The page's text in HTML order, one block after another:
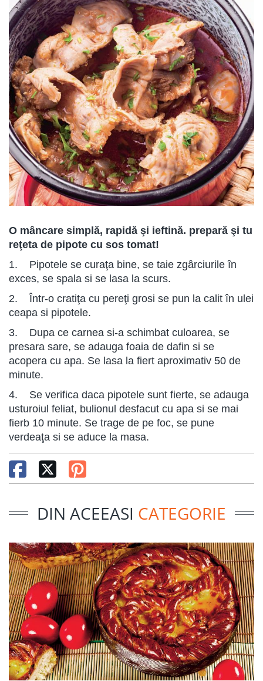
O mâncare simplă, rapidă şi ieftină. prepară şi tu
reţeta de pipote cu sos tomat!
1. Pipotele se curaţa bine, se taie zgârciurile în
exces, se spala si se lasa la scurs.
2. Într-o cratiţa cu pereţi grosi se pun la calit în ulei
ceapa si pipotele.
3. Dupa ce carnea si-a schimbat culoarea, se
presara sare, se adauga foaia de dafin si se
acopera cu apa. Se lasa la fiert aproximativ 50 de
minute.
4. Se verifica daca pipotele sunt fierte, se adauga
usturoiul feliat, bulionul desfacut cu apa si se mai
fierb 10 minute. Se trage de pe foc, se pune
verdeaţa si se aduce la masa.
DIN ACEEASI CATEGORIE